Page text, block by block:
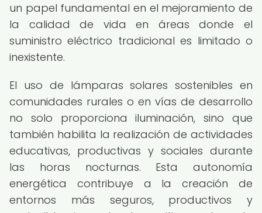
un papel fundamental en el mejoramiento de
la calidad de vida en áreas donde el
suministro eléctrico tradicional es limitado o
inexistente.
El uso de lámparas solares sostenibles en
comunidades rurales o en vías de desarrollo
no solo proporciona iluminación, sino que
también habilita la realización de actividades
educativas, productivas y sociales durante
las horas nocturnas. Esta autonomía
energética contribuye a la creación de
entornos más seguros, productivos y